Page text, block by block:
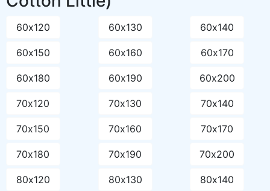
60х120 60х130 60х140
60х150 60х160 60х170
60х180 60х190 60х200
70х120 70х130 70х140
70х150 70х160 70х170
70х180 70х190 70х200
80х120 80х130 80х140